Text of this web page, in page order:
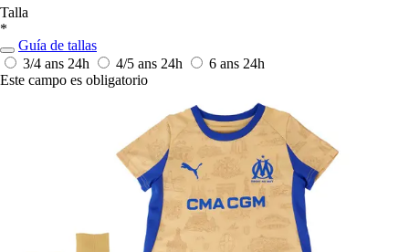
Talla
*
Guía de tallas
3/4 ans 24h 4/5 ans 24h 6 ans 24h
Este campo es obligatorio